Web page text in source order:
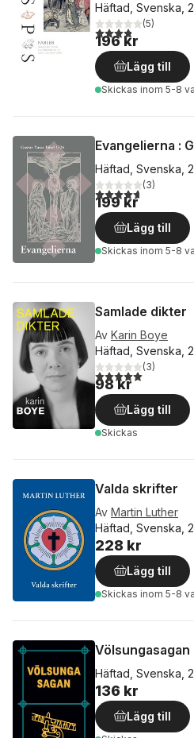
Häftad, Svenska,
3,8utav 5 stjärnor.
(5)
196 kr
Lägg till
Skickas inom 5-8
Evangelierna :
Häftad, Svenska,
4,7utav 5 stjärnor.
(3)
199 kr
Lägg till
Skickas inom 5-8
Samlade dikter
Av Karin Boye
Häftad, Svenska,
5,0utav 5 stjärnor.
(3)
98 kr
Lägg till
Skickas
Valda skrifter
Av Martin Luther
Häftad, Svenska,
228 kr
Lägg till
Skickas inom 5-8
Völsungasagan
Häftad, Svenska,
136 kr
Lägg till